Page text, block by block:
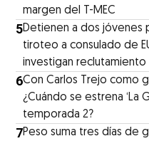
margen del T-MEC
5Detienen a dos jóvenes
tiroteo a consulado de
investigan
6Con Carlos Trejo como
¿Cuándo se estrena ‘La
temporada 2?
7Peso suma tres días de